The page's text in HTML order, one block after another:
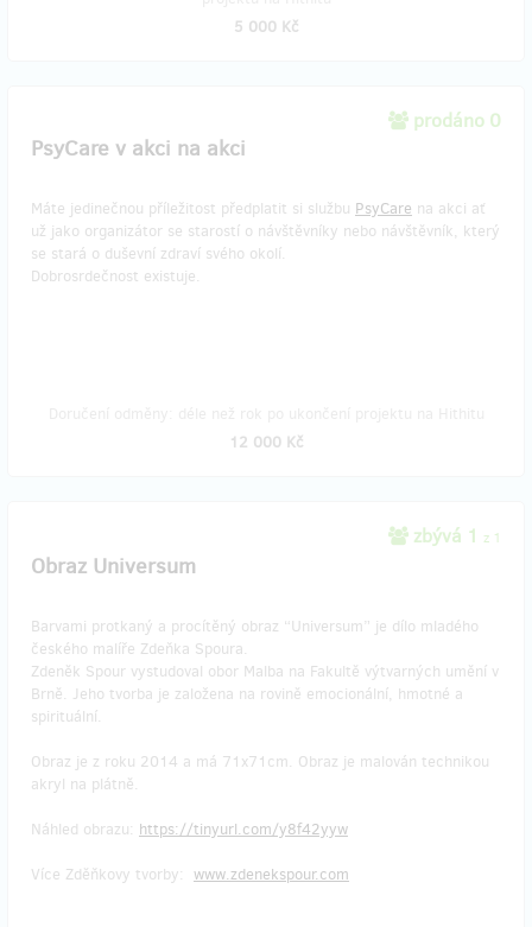
5 000 Kč
prodáno 0
PsyCare v akci na akci
Máte jedinečnou příležitost předplatit si službu PsyCare na akci ať
už jako organizátor se starostí o návštěvníky nebo návštěvník, který
se stará o duševní zdraví svého okolí.
Dobrosrdečnost existuje.
12 000 Kč
zbývá 1 z 1
Obraz Universum
Barvami protkaný a procítěný obraz “Universum” je dílo mladého
českého malíře Zdeňka Spoura.
Zdeněk Spour vystudoval obor Malba na Fakultě výtvarných umění v
Brně. Jeho tvorba je založena na rovině emocionální, hmotné a
spirituální.
Obraz je z roku 2014 a má 71x71cm. Obraz je malován technikou
akryl na plátně.
Náhled obrazu: https://tinyurl.com/y8f42yyw
Více Zděňkovy tvorby: www.zdenekspour.com